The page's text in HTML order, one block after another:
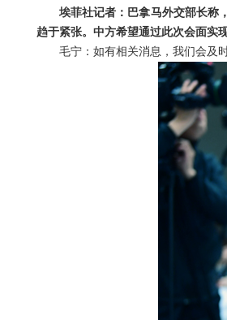
埃菲社记者：巴拿马外交部长称
趋于紧张。中方希望通过此次会面实
毛宁：如有相关消息，我们会及时